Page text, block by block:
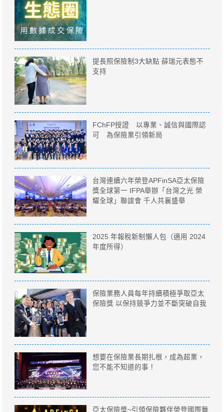
提長照保險制3大缺點 薛瑞元表態不
支持
FChFP授證 以專業、誠信與國際認
可 為保險業引領新局
台灣連續六年榮登APFinSA亞太保險
獎全球第一 IFPA舉辦「台灣之光 榮
耀全球」聯誼會 千人共襄盛舉
2025 年報稅新制懶人包（適用 2024
年度所得）
保險業務人員每年持續積極爭取亞太
保險獎 以保持競爭力並不斷突破自我
想要在保險業長期扎根，成為超業，
您不能不知道的事！
亞太保險獎~引領保險夥伴榮登國際舞